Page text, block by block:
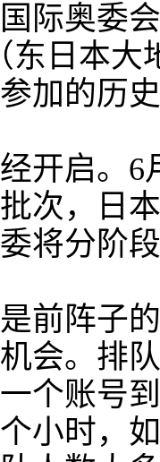
际奥委
东日本
加的历
开启。
次，日
将分阶
前阵子
会。排
个账号
小时，